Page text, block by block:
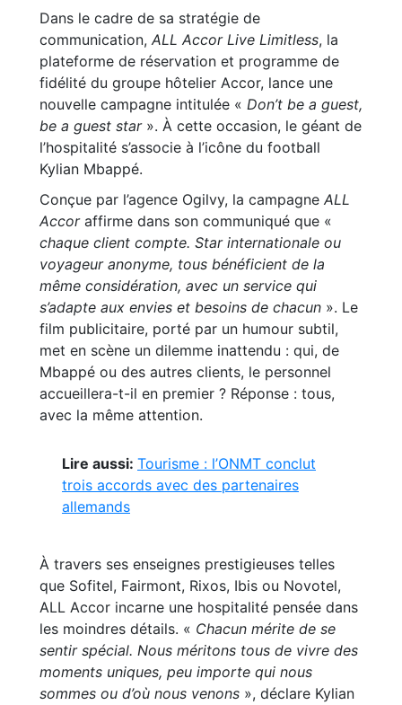
Dans le cadre de sa stratégie de
communication, ALL Accor Live Limitless, la
plateforme de réservation et programme de
fidélité du groupe hôtelier Accor, lance une
nouvelle campagne intitulée « Don’t be a guest,
be a guest star». À cette occasion, le géant de
l’hospitalité s’associe à l’icône du football
Kylian Mbappé.
Conçue par l’agence Ogilvy, la campagne ALL
Accoraffirme dans son communiqué que «
chaque client compte. Star internationale ou
voyageur anonyme, tous bénéficient de la
même considération, avec un service qui
s’adapte aux envies et besoins de chacun ». Le
film publicitaire, porté par un humour subtil,
met en scène un dilemme inattendu : qui, de
Mbappé ou des autres clients, le personnel
accueillera-t-il en premier ? Réponse : tous,
avec la même attention.
Lire aussi: Tourisme : l’ONMT conclut
trois accords avec des partenaires
allemands
À travers ses enseignes prestigieuses telles
que Sofitel, Fairmont, Rixos, Ibis ou Novotel,
ALL Accor incarne une hospitalité pensée dans
les moindres détails. « Chacun mérite de se
sentir spécial. Nous méritons tous de vivre des
moments uniques, peu importe qui nous
sommes ou d’où nous venons », déclare Kylian